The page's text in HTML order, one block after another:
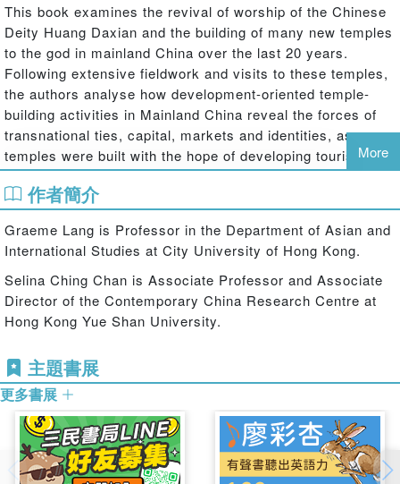
This book examines the revival of worship of the Chinese
Deity Huang Daxian and the building of many new temples
to the god in mainland China over the last 20 years.
Following extensive fieldwork and visits to these temples,
the authors analyse how development-oriented temple-
building activities in Mainland China reveal the forces of
transnational ties, capital, markets and identities, as
temples were built with the hope of developing tourism,
boosting the local economy, and enhancing Chinese
identities for Hong Kong worshippers and Taiwanese in
response to the reunification of Hong Kong to China.
Including chapters on local religious memory awakening,
entrepreneurialism and the religious economy, Lang and
Chan have produced a truly inter-disciplinary follow up to
Rise of the Refugee Godwhich will appeal to students and
anthropology, cultural heritage and Daoism alike.
More
作者簡介
Graeme Lang is Professor in the Department of Asian and
International Studies at City University of Hong Kong.
Selina Ching Chan is Associate Professor and Associate
Director of the Contemporary China Research Centre at
Hong Kong Yue Shan University.
主題書展
更多書展